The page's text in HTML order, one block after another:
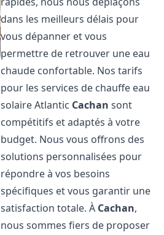
dans les meilleurs délais pour
vous dépanner et vous
permettre de retrouver une eau
chaude confortable. Nos tarifs
pour les services de chauffe eau
solaire Atlantic Cachan sont
compétitifs et adaptés à votre
budget. Nous vous offrons des
solutions personnalisées pour
répondre à vos besoins
spécifiques et vous garantir une
satisfaction totale. À Cachan,
nous sommes fiers de proposer